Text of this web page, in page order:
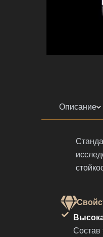
Описание
Состав